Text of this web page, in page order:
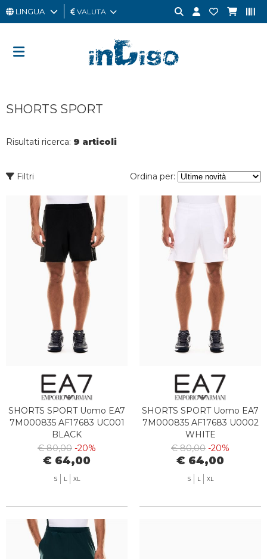
UOMO
CARD
LINGUA VALUTA
SHORTS SPORT
Risultati ricerca: 9 articoli
Filtri Ordina per:
SHORTS SPORT Uomo EA7
7M000835 AF17683 UC001
BLACK
€ 80,00 -20%
€ 64,00
S L XL
SHORTS SPORT Uomo EA7
7M000835 AF17683 U0002
WHITE
€ 80,00 -20%
€ 64,00
S L XL